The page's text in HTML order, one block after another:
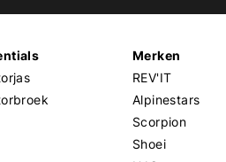
Merken
REV'IT
Alpinestars
Scorpion
Shoei